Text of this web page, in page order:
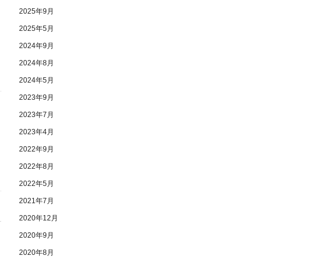
2025年9月
2025年5月
2024年9月
2024年8月
2024年5月
2023年9月
2023年7月
2023年4月
2022年9月
2022年8月
2022年5月
2021年7月
2020年12月
2020年9月
2020年8月